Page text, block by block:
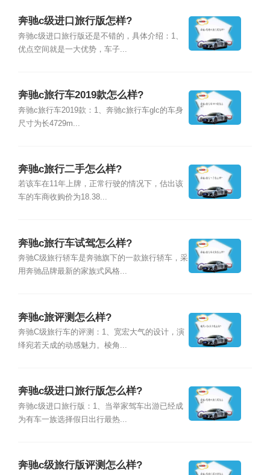
奔驰c级进口旅行版怎样?
奔驰c级进口旅行版还是不错的，具体介绍：1、
优点空间就是一大优势，车子...
奔驰c旅行车2019款怎么样?
奔驰c旅行车2019款：1、奔驰c旅行车glc的车身
尺寸为长4729m...
奔驰c旅行二手怎么样?
若该车在11年上牌，正常行驶的情况下，估出该
车的车商收购价为18.38...
奔驰c旅行车试驾怎么样?
奔驰C级旅行轿车是奔驰旗下的一款旅行轿车，采
用奔驰品牌最新的家族式风格...
奔驰c旅评测怎么样?
奔驰C级旅行车的评测：1、宽宏大气的设计，演
绎宛若天成的动感魅力。棱角...
奔驰c级进口旅行版怎么样?
奔驰c级进口旅行版：1、当举家驾车出游已经成
为有车一族选择假日出行最热...
奔驰c级旅行版评测怎么样?